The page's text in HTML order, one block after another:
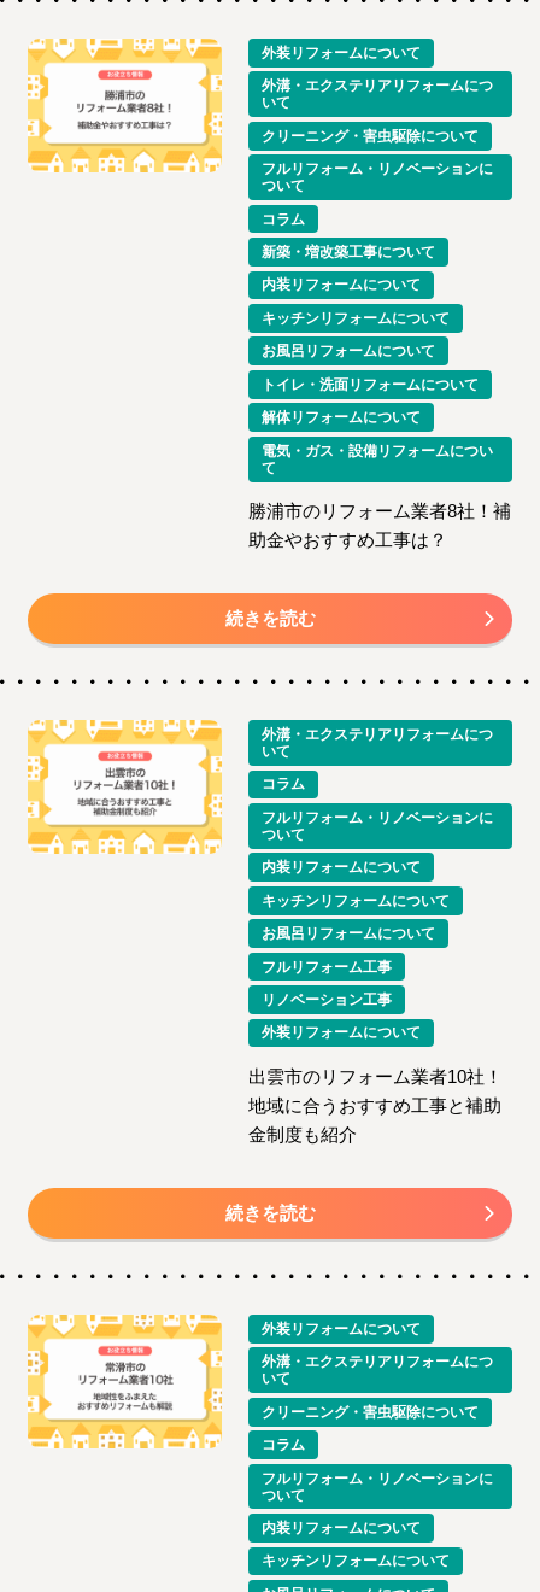
外装リフォームについて
外溝・エクステリアリフォームにつ
いて
クリーニング・害虫駆除について
フルリフォーム・リノベーションに
ついて
コラム
新築・増改築工事について
内装リフォームについて
キッチンリフォームについて
お風呂リフォームについて
トイレ・洗面リフォームについて
解体リフォームについて
電気・ガス・設備リフォームについ
て
勝浦市のリフォーム業者8社！補
助金やおすすめ工事は？
続きを読む
外溝・エクステリアリフォームにつ
いて
コラム
フルリフォーム・リノベーションに
ついて
内装リフォームについて
キッチンリフォームについて
お風呂リフォームについて
フルリフォーム工事
リノベーション工事
外装リフォームについて
出雲市のリフォーム業者10社！
地域に合うおすすめ工事と補助
金制度も紹介
続きを読む
外装リフォームについて
外溝・エクステリアリフォームにつ
いて
クリーニング・害虫駆除について
コラム
フルリフォーム・リノベーションに
ついて
内装リフォームについて
キッチンリフォームについて